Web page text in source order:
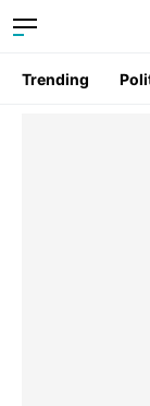
Trending